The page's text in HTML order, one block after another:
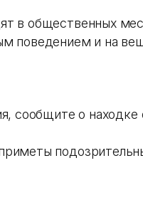
в общественных
поведением и на
сообщите о находке